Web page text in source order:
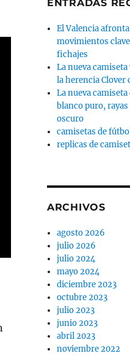
ENTRADAS
El Valencia
movimientos
fichajes
La nueva
la herencia
La nueva
blanco puro,
oscuro
camisetas de
replicas de
ARCHIVOS
agosto 2026
julio 2026
julio 2024
mayo 2024
diciembre 2023
octubre 2023
julio 2023
junio 2023
abril 2023
noviembre 2022